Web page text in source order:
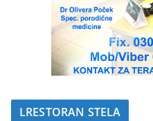
LRESTORAN STELA